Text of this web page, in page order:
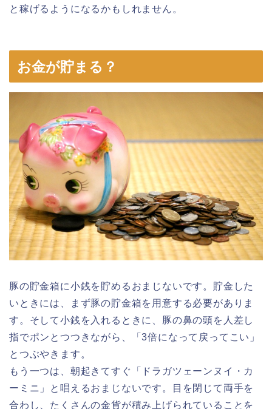
と稼げるようになるかもしれません。
お金が貯まる？
豚の貯金箱に小銭を貯めるおまじないです。貯金した
いときには、まず豚の貯金箱を用意する必要がありま
す。そして小銭を入れるときに、豚の鼻の頭を人差し
指でポンとつつきながら、「3倍になって戻ってこい」
とつぶやきます。
もう一つは、朝起きてすぐ「ドラガツェーンヌイ・カ
ーミニ」と唱えるおまじないです。目を閉じて両手を
合わし、たくさんの金貨が積み上げられていることを